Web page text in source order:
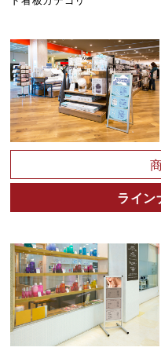
ライン